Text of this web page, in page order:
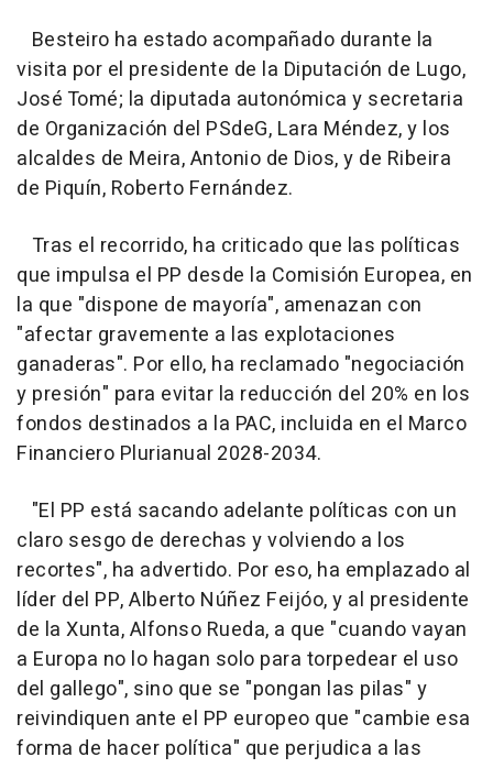
Besteiro ha estado acompañado durante la
visita por el presidente de la Diputación de Lugo,
José Tomé; la diputada autonómica y secretaria
de Organización del PSdeG, Lara Méndez, y los
alcaldes de Meira, Antonio de Dios, y de Ribeira
de Piquín, Roberto Fernández.
Tras el recorrido, ha criticado que las políticas
que impulsa el PP desde la Comisión Europea, en
la que "dispone de mayoría", amenazan con
"afectar gravemente a las explotaciones
ganaderas". Por ello, ha reclamado "negociación
y presión" para evitar la reducción del 20% en los
fondos destinados a la PAC, incluida en el Marco
Financiero Plurianual 2028-2034.
"El PP está sacando adelante políticas con un
claro sesgo de derechas y volviendo a los
recortes", ha advertido. Por eso, ha emplazado al
líder del PP, Alberto Núñez Feijóo, y al presidente
de la Xunta, Alfonso Rueda, a que "cuando vayan
a Europa no lo hagan solo para torpedear el uso
del gallego", sino que se "pongan las pilas" y
reivindiquen ante el PP europeo que "cambie esa
forma de hacer política" que perjudica a las